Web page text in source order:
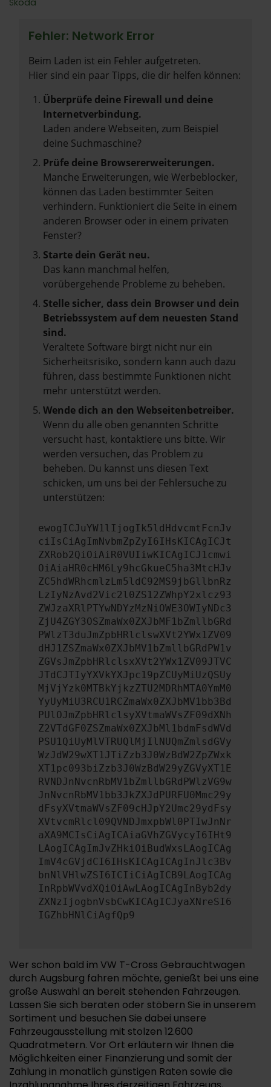
Škoda
Fehler: Network Error
Beim Laden ist ein Fehler aufgetreten.
Hier sind ein paar Tipps, die dir helfen können:
Überprüfe deine Firewall und deine
Internetverbindung.
Laden andere Webseiten, zum Beispiel
deine Suchmaschine?
Prüfe deine Browsererweiterungen.
Manche Erweiterungen, wie Werbeblocker,
können das Laden bestimmter Seiten
verhindern. Funktioniert die Seite in einem
anderen Browser oder in einem privaten
Fenster?
Starte dein Gerät neu.
Das kann manchmal helfen,
vorübergehende Probleme zu beheben.
Stelle sicher, dass dein Browser und dein
Betriebssystem auf dem neuesten Stand
sind.
Veraltete Software birgt nicht nur ein
Sicherheitsrisiko, sondern kann auch dazu
führen, dass bestimmte Funktionen nicht
mehr unterstützt werden.
Wende dich an den Webseitenbetreiber.
Wenn du alle oben genannten Schritte
versucht hast, kontaktiere uns bitte. Wir
werden versuchen, das Problem zu
beheben. Du kannst uns diesen Text
schicken, um uns bei der Fehlersuche zu
unterstützen:
ewogICJuYW1lIjogIk5ldHdvcmtFcnJv
ciIsCiAgImNvbmZpZyI6IHsKICAgICJt
ZXRob2QiOiAiR0VUIiwKICAgICJ1cmwi
OiAiaHR0cHM6Ly9hcGkueC5ha3MtcHJv
ZC5hdWRhcmlzLm5ldC92MS9jbGllbnRz
LzIyNzAvd2Vic2l0ZS12ZWhpY2xlcz93
ZWJzaXRlPTYwNDYzMzNiOWE3OWIyNDc3
ZjU4ZGY3OSZmaWx0ZXJbMF1bZmllbGRd
PWlzT3duJmZpbHRlclswXVt2YWx1ZV09
dHJ1ZSZmaWx0ZXJbMV1bZmllbGRdPW1v
ZGVsJmZpbHRlclsxXVt2YWx1ZV09JTVC
JTdCJTIyYXVkYXJpc19pZCUyMiUzQSUy
MjVjYzk0MTBkYjkzZTU2MDRhMTA0YmM0
YyUyMiU3RCU1RCZmaWx0ZXJbMV1bb3Bd
PUlOJmZpbHRlclsyXVtmaWVsZF09dXNh
Z2VTdGF0ZSZmaWx0ZXJbMl1bdmFsdWVd
PSU1QiUyMlVTRUQlMjIlNUQmZmlsdGVy
WzJdW29wXT1JTiZzb3J0WzBdW2ZpZWxk
XT1pc093biZzb3J0WzBdW29yZGVyXT1E
RVNDJnNvcnRbMV1bZmllbGRdPWlzVG9w
JnNvcnRbMV1bb3JkZXJdPURFU0Mmc29y
dFsyXVtmaWVsZF09cHJpY2Umc29ydFsy
XVtvcmRlcl09QVNDJmxpbWl0PTIwJnNr
aXA9MCIsCiAgICAiaGVhZGVycyI6IHt9
LAogICAgImJvZHkiOiBudWxsLAogICAg
ImV4cGVjdCI6IHsKICAgICAgInJlc3Bv
bnNlVHlwZSI6ICIiCiAgICB9LAogICAg
InRpbWVvdXQiOiAwLAogICAgInByb2dy
ZXNzIjogbnVsbCwKICAgICJyaXNreSI6
IGZhbHNlCiAgfQp9
Wer schon bald im VW T-Cross Gebrauchtwagen
durch Augsburg fahren möchte, genießt bei uns eine
große Auswahl an bereit stehenden Fahrzeugen.
Lassen Sie sich beraten oder stöbern Sie in unserem
Sortiment und besuchen Sie dabei unsere
Fahrzeugausstellung mit stolzen 12.600
Quadratmetern. Vor Ort erläutern wir Ihnen die
Möglichkeiten einer Finanzierung und somit der
Zahlung in monatlich günstigen Raten sowie die